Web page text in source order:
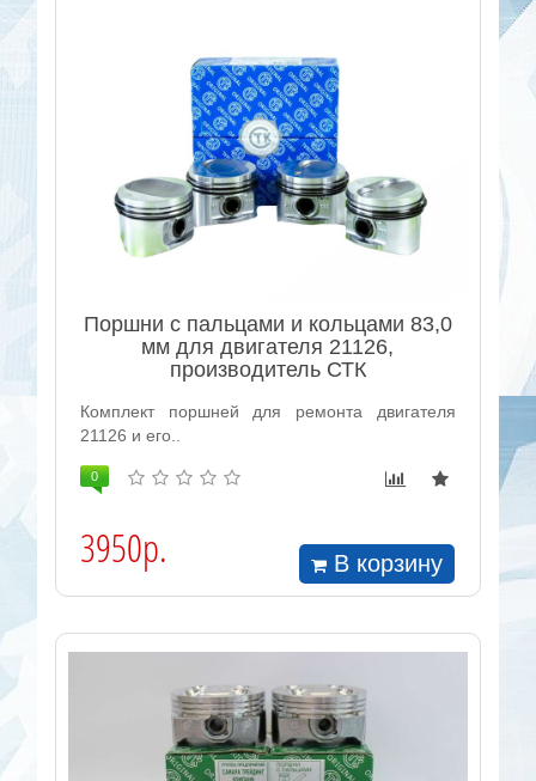
Поршни с пальцами и кольцами 83,0
мм для двигателя 21126,
производитель СТК
Комплект поршней для ремонта двигателя
21126 и его..
0
3950р. В корзину